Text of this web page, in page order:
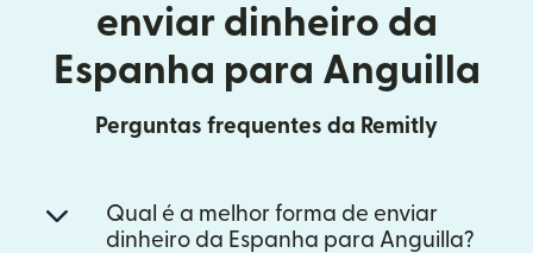
enviar dinheiro da
Espanha para Anguilla
Perguntas frequentes da Remitly
Qual é a melhor forma de enviar
dinheiro da Espanha para Anguilla?